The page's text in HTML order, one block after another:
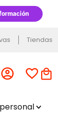
Tiendas